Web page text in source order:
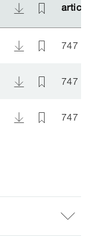
articol
articol
747
747
747